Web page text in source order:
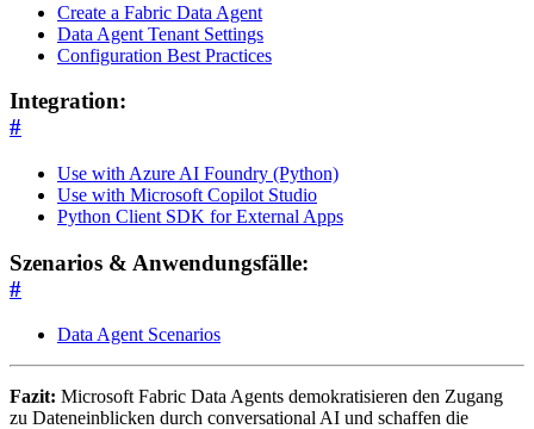
Create a Fabric Data Agent
Data Agent Tenant Settings
Configuration Best Practices
Integration:
#
Use with Azure AI Foundry (Python)
Use with Microsoft Copilot Studio
Python Client SDK for External Apps
Szenarios & Anwendungsfälle:
#
Data Agent Scenarios
Fazit: Microsoft Fabric Data Agents demokratisieren den Zugang
zu Dateneinblicken durch conversational AI und schaffen die